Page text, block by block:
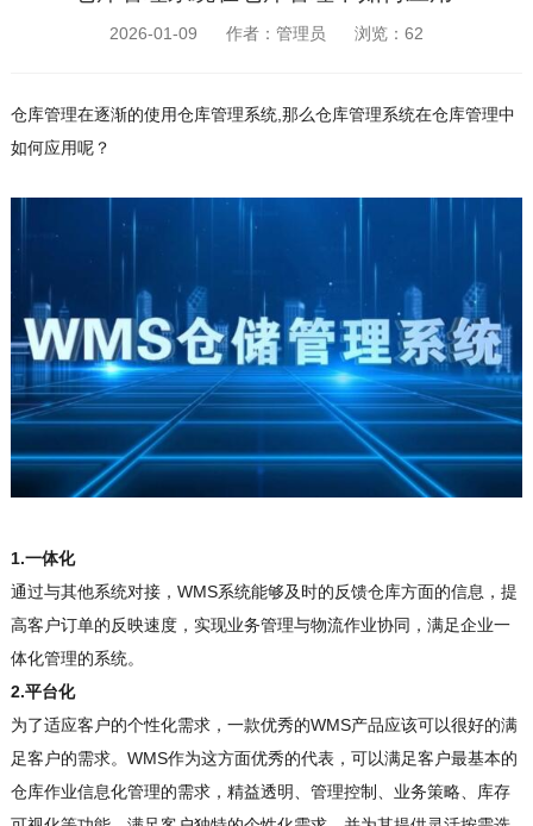
2026-01-09 作者：管理员 浏览： 62
仓库管理在逐渐的使用仓库管理系统,那么仓库管理系统在仓库管理中
如何应用呢？
1.一体化
通过与其他系统对接，WMS系统能够及时的反馈仓库方面的信息，提
高客户订单的反映速度，实现业务管理与物流作业协同，满足企业一
体化管理的系统。
2.平台化
为了适应客户的个性化需求，一款优秀的WMS产品应该可以很好的满
足客户的需求。WMS作为这方面优秀的代表，可以满足客户最基本的
仓库作业信息化管理的需求，精益透明、管理控制、业务策略、库存